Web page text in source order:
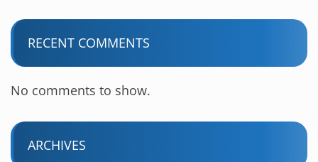
RECENT COMMENTS
No comments to show.
ARCHIVES